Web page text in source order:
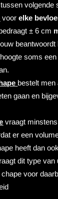
volgende
voorelke
± 6 cm
soms
bestelt men
gaan en
vraagt
er een
heeft dan
dit type van
chape voor